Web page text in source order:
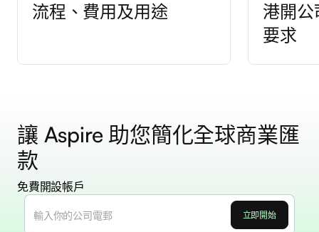
流程、費用及用途
港開公
要求
讓 Aspire 助您簡化全球商業匯
款
免費開設帳戶